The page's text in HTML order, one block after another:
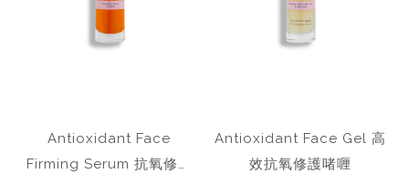
Antioxidant Face
Firming Serum 抗氧修護
Antioxidant Face Gel 高
效抗氧修護啫喱